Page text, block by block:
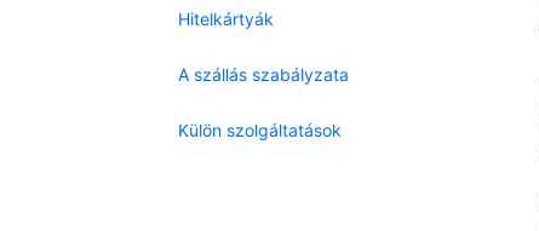
Hitelkártyák
A szállás szabályzata
Külön szolgáltatások